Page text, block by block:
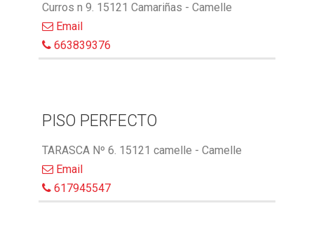
Curros n 9. 15121 Camariñas - Camelle
Email
663839376
PISO PERFECTO
TARASCA Nº 6. 15121 camelle - Camelle
Email
617945547